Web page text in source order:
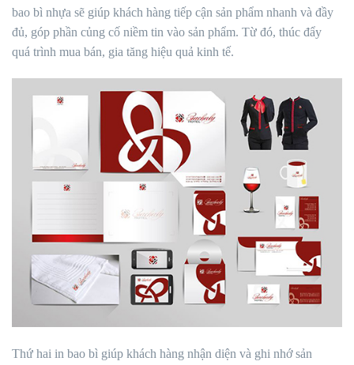
bao bì nhựa sẽ giúp khách hàng tiếp cận sản phẩm nhanh và đầy
đủ, góp phần củng cố niềm tin vào sản phẩm. Từ đó, thúc đẩy
quá trình mua bán, gia tăng hiệu quả kinh tế.
Thứ hai in bao bì giúp khách hàng nhận diện và ghi nhớ sản